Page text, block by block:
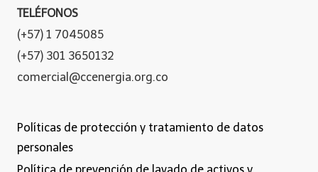
TELÉFONOS
(+57) 1 7045085
(+57) 301 3650132
comercial@ccenergia.org.co
Políticas de protección y tratamiento de datos
personales